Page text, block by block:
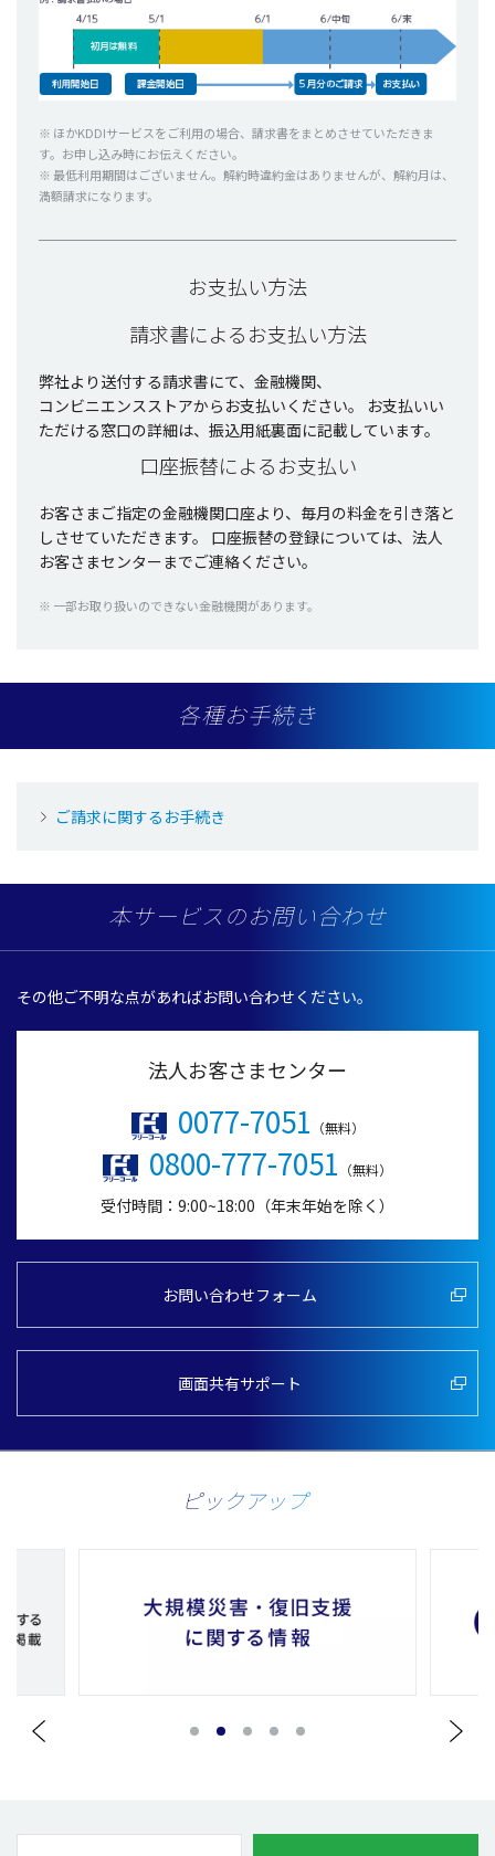
※ ほかKDDIサービスをご利用の場合、 請求書をまとめさせていただきま
す。お申し込み時にお伝えください。
※最低利用期間はございません。 解約時違約金はありませんが、 解約月は、
満額請求になります。
お支払い方法
請求書によるお支払い方法
弊社より 送付する請求書にて、 金融機関、
コンビニエンスストアからお支払いください。 お支払いい
ただける窓口の詳細は、 振込用紙裏面に記載 しています。
口座振替によるお支払い
お客さまご指定の金融機関口座より、 毎月の料金を引き落と
しさせていただきます。
口座振替の登録については、 法人
お客さまセンターまでご連絡ください。
※ 一部お取り扱いのできない金融機関があります。
各種お手続き
ご請求に関するお手続き
本サービスのお問い合わせ
その他ご不明な点があればお問い合わせください。
法人お客さまセンター
0077-7051 （無料）
0800-777-7051 （無料）
受付時間：9:00~18:00（年末年始を除く）
お問い合わせフォーム
画面共有サポート
ピックアップ